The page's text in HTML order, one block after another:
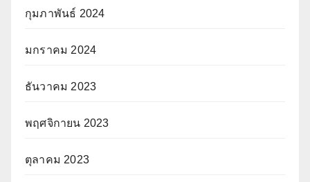
กุมภาพันธ์ 2024
มกราคม 2024
ธันวาคม 2023
พฤศจิกายน 2023
ตุลาคม 2023